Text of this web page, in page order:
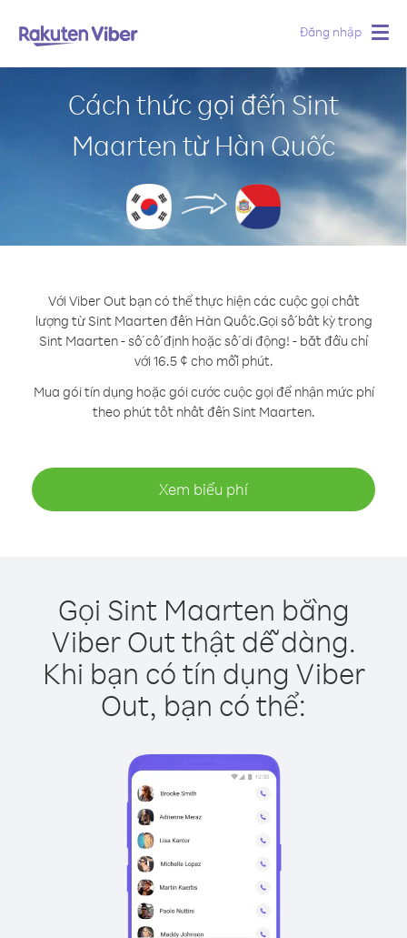
Đăng nhập
Cách thức gọi đến Sint
Maarten từ Hàn Quốc
Với Viber Out bạn có thể thực hiện các cuộc gọi chất
lượng từ Sint Maarten đến Hàn Quốc.Gọi số bất kỳ trong
Sint Maarten - số cố định hoặc số di động! - bắt đầu chỉ
với 16.5 ¢ cho mỗi phút.
Mua gói tín dụng hoặc gói cước cuộc gọi để nhận mức phí
theo phút tốt nhất đến Sint Maarten.
Xem biểu phí
Gọi Sint Maarten bằng
Viber Out thật dễ dàng.
Khi bạn có tín dụng Viber
Out, bạn có thể: